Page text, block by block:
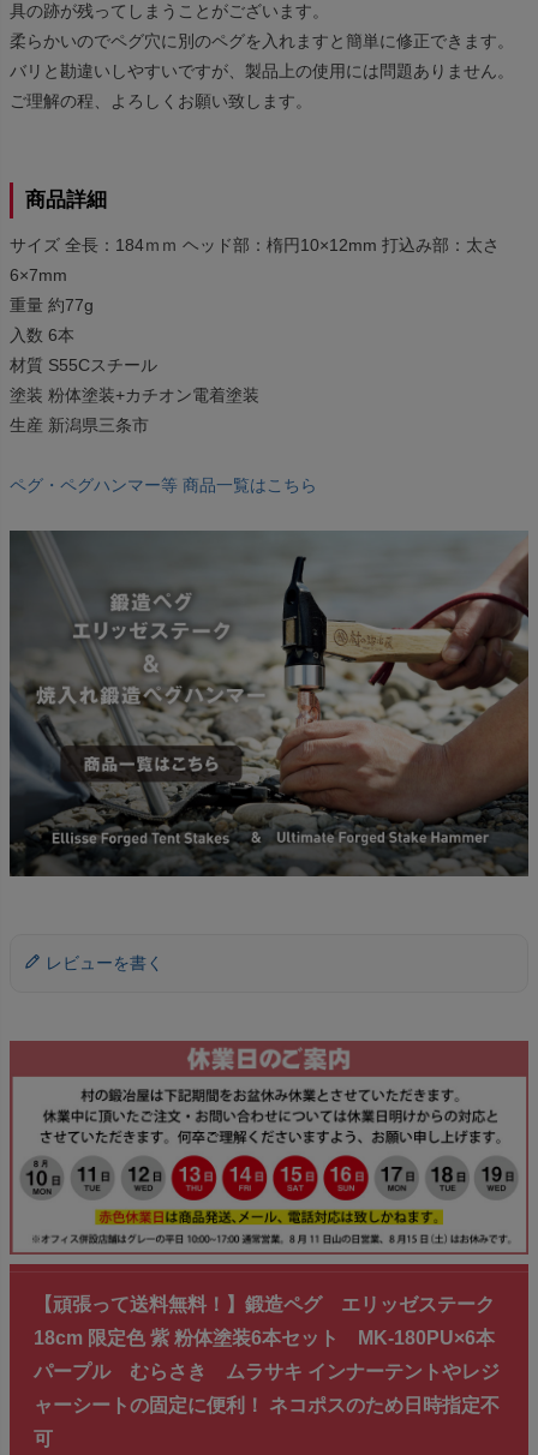
具の跡が残ってしまうことがございます。
柔らかいのでペグ穴に別のペグを入れますと簡単に修正できます。
バリと勘違いしやすいですが、製品上の使用には問題ありません。
ご理解の程、よろしくお願い致します。
商品詳細
サイズ 全長：184ｍｍ ヘッド部：楕円10×12mm 打込み部：太さ
6×7mm
重量 約77g
入数 6本
材質 S55Cスチール
塗装 粉体塗装+カチオン電着塗装
生産 新潟県三条市
ペグ・ペグハンマー等 商品一覧はこちら
レビューを書く
【頑張って送料無料！】鍛造ペグ エリッゼステーク
18cm 限定色 紫 粉体塗装6本セット MK-180PU×6本
パープル むらさき ムラサキ インナーテントやレジ
ャーシートの固定に便利！ ネコポスのため日時指定不
可